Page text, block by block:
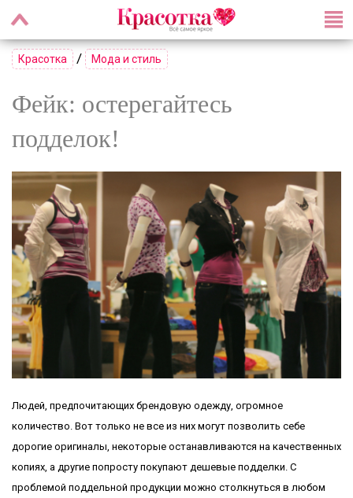
Красотка / Мода и стиль
Фейк: остерегайтесь
подделок!
Людей, предпочитающих брендовую одежду, огромное
количество. Вот только не все из них могут позволить себе
дорогие оригиналы, некоторые останавливаются на качественных
копиях, а другие попросту покупают дешевые подделки. С
проблемой поддельной продукции можно столкнуться в любом